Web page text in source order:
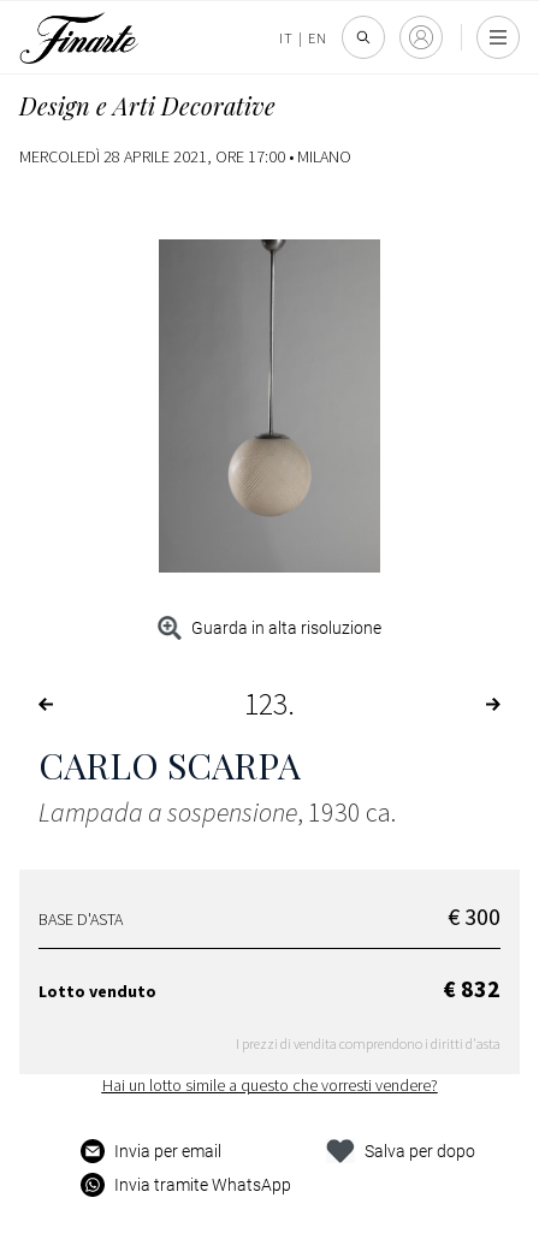
IT | EN
Design e Arti Decorative
MERCOLEDÌ 28 APRILE 2021, ORE 17:00 • MILANO
Guarda in alta risoluzione
123
CARLO SCARPA
Lampada a sospensione, 1930 ca.
BASE D'ASTA € 300
Lotto venduto € 832
I prezzi di vendita comprendono i diritti d'asta
Hai un lotto simile a questo che vorresti vendere?
Invia per email
Invia tramite WhatsApp
Salva per dopo